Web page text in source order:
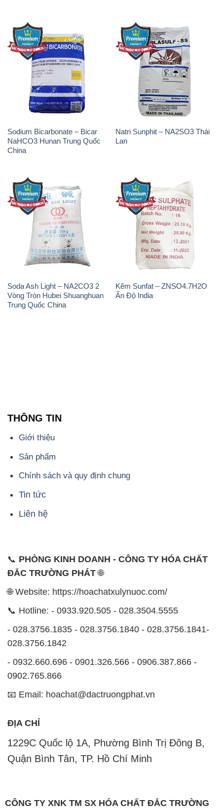
Sodium Bicarbonate – Bicar
NaHCO3 Hunan Trung Quốc
China
Natri Sunphit – NA2SO3 Thái
Lan
Soda Ash Light – NA2CO3 2
Vòng Tròn Hubei Shuanghuan
Trung Quốc China
Kẽm Sunfat – ZNSO4.7H2O
Ấn Độ India
THÔNG TIN
Giới thiệu
Sản phẩm
Chính sách và quy định chung
Tin tức
Liên hệ
📞 PHÒNG KINH DOANH - CÔNG TY HÓA CHẤT
ĐẮC TRƯỜNG PHÁT🌐
🌐 Website: https://hoachatxulynuoc.com/
📞 Hotline: - 0933.920.505 - 028.3504.5555
- 028.3756.1835 - 028.3756.1840 - 028.3756.1841-
028.3756.1842
- 0932.660.696 - 0901.326.566 - 0906.387.866 -
0902.765.866
📧 Email: hoachat@dactruongphat.vn
ĐỊA CHỈ
1229C Quốc lộ 1A, Phường Bình Trị Đông B,
Quận Bình Tân, TP. Hồ Chí Minh
CÔNG TY XNK TM SX HÓA CHẤT ĐẮC TRƯỜNG